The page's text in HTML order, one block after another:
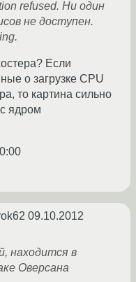
refused. Ни один
не доступен.
Если
о загрузке CPU
то картина сильно
ядром
09.10.2012
находится в
Оверсана